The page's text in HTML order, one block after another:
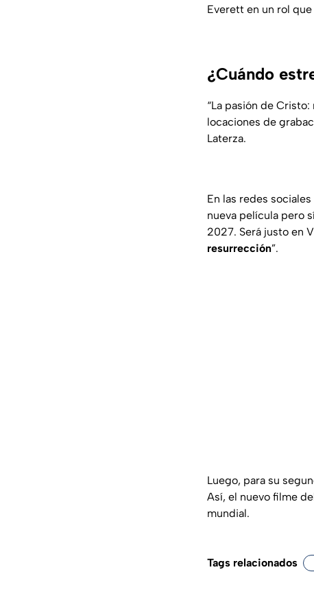
Everett en un rol
¿Cuándo
“La pasión de
locaciones de
Laterza.
En las redes
nueva película pero
2027. Será justo en
resurrección”.
Luego, para su
Así, el nuevo filme
mundial.
Tags relacionados